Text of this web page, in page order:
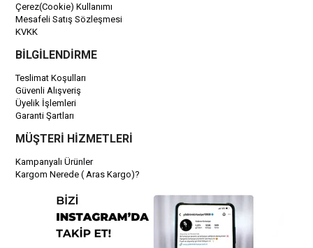
Çerez(Cookie) Kullanımı
Mesafeli Satış Sözleşmesi
KVKK
BİLGİLENDİRME
Teslimat Koşulları
Güvenli Alışveriş
Üyelik İşlemleri
Garanti Şartları
MÜŞTERİ HİZMETLERİ
Kampanyalı Ürünler
Kargom Nerede ( Aras Kargo)?